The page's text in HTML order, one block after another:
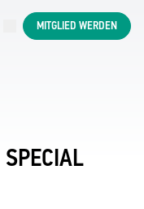
MITGLIED WERDEN